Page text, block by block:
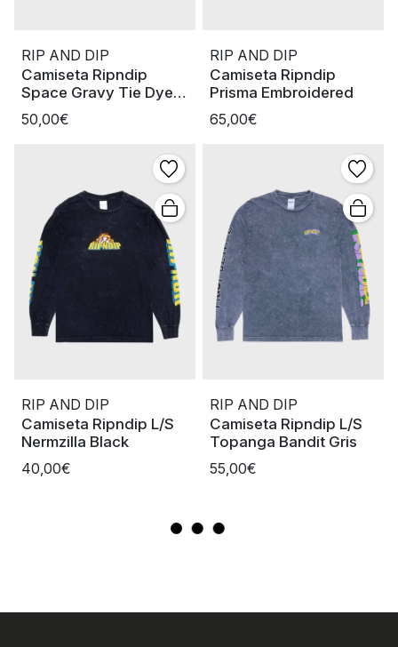
RIP AND DIP
Camiseta Ripndip
Space Gravy Tie Dye
Black
50,00€
RIP AND DIP
Camiseta Ripndip
Prisma Embroidered
65,00€
RIP AND DIP
Camiseta Ripndip L/S
Nermzilla Black
40,00€
RIP AND DIP
Camiseta Ripndip L/S
Topanga Bandit Gris
55,00€